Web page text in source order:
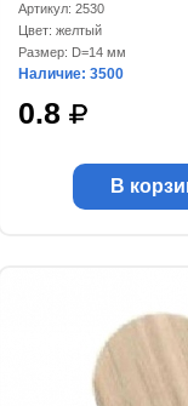
Артикул: 2530
Цвет: желтый
Размер: D=14 мм
Наличие: 3500
0.8
В